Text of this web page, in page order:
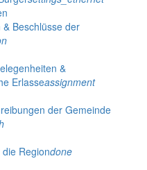
Beschlüsse der
&
Erlasseassignment
der Gemeinde
Regiondone